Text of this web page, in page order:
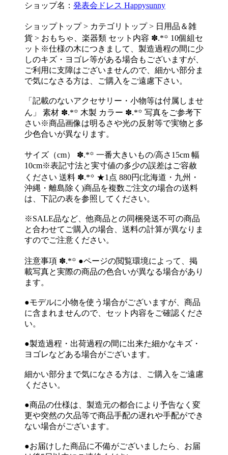
ショップ名： 発表会ドレス Happysunny
ショップトップ > カテゴリトップ > 日用品＆雑
貨 > おもちゃ、楽器類 セット内容 ✽.*꙳ 10個組セ
ット※仕様の木につきまして、製造過程の間に少
しのキズ・ヨゴレ等がある場合もございますが、
ご利用に支障はございませんので、細かい部分ま
で気になさる方は、ご購入をご遠慮下さい。
「記載のないアクセサリー・小物等は付属しませ
ん」 素材 ✽.*꙳ 木製 カラー ✽.*꙳ 写真をご参考下
さい※商品画像は明るさや光の反射等で実物と多
少色合いが異なります。
サイズ（cm） ✽.*꙳ 一番大きいもの/高さ15cm 幅
10cm※表記寸法と実寸値の多少の誤差はご容赦
ください 送料 ✽.*꙳ ★1点 880円(北海道・九州・
沖縄・離島除く)商品を複数ご注文の場合の送料
は、下記の表を参照してください。
※SALE品など、他商品との同梱発送不可の商品
と合わせてご購入の場合、送料の計算が異なりま
すのでご注意ください。
注意事項 ✽.*꙳ ●ページの閲覧環境によって、掲
載写真と実際の商品の色合いが異なる場合があり
ます。
●モデルに小物を使う場合がございますが、商品
に含まれませんので、セット内容をご確認くださ
い。
●製造過程・出荷過程の間に出来た細かなキズ・
ヨゴレなどある場合がございます。
細かい部分まで気になさる方は、ご購入をご遠慮
ください。
●商品の仕様は、製造元の都合により予告なく変
更や突然の欠品等で商品手配の遅れや手配ができ
ない場合がございます。
●お届けした商品に不備がございましたら、お届